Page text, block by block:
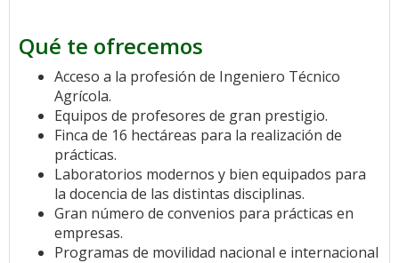
Qué te ofrecemos
Acceso a la profesión de Ingeniero Técnico
Agrícola.
Equipos de profesores de gran prestigio.
Finca de 16 hectáreas para la realización de
prácticas.
Laboratorios modernos y bien equipados para
la docencia de las distintas disciplinas.
Gran número de convenios para prácticas en
empresas.
Programas de movilidad nacional e internacional